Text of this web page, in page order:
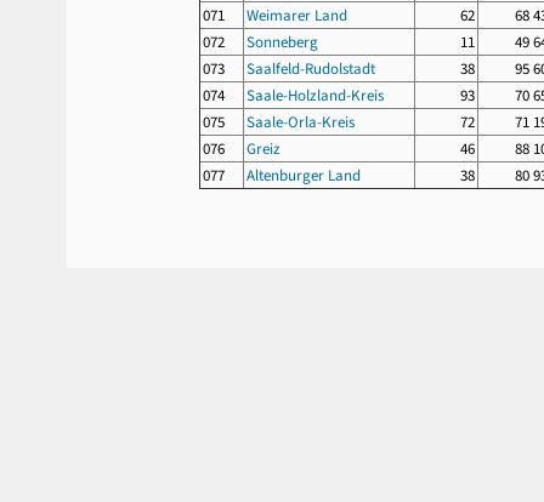
071
Weimarer Land 62
68
072
Sonneberg 11
49
073
Saalfeld-Rudolstadt 38
95
074
Saale-Holzland-Kreis 93
70
075
Saale-Orla-Kreis 72
71
076
Greiz 46
88
077
Altenburger Land 38 80